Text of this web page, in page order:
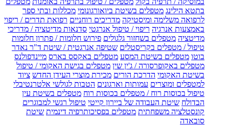
בתטא הילינג מטפלים בשיטת ביואורגונומי מכללות ובתי ספר
לרפואה משלימה ומיסטיקה מדריכים רוחניים רפואת תדרים / ריפוי
באמצעות אנרגיה ריפוי / טיפול אנרגטי סדנאות מדיטציה / מדריכי
מדיטציה מטפלים בשחזור גלגולים פירוש חלומות / פתרון חלומות
טיפול / מטפלים בקריסטלים שטיפה אנרגטית / שיטת ד"ר נאדר
בוטו מטפלים בשיטת המסע מטפלים באקסס בארס מיינדפולנס
מטפלים באקופרסורה / ג'ין שין מטפלים בגישת האקומי / טיפול
בשיטת האקומי הדרכת הורים מכירת מוצרי העידן החדש ציוד
למטפלים ומוצרים עמותות וארגונים הטבות לגולשי אלטרנטיבלי
טיפול בכוסות רוח / מטפלים בכוסות רוח מטפלים בשיטת עין
הבדולח שיטת העבודה של ביירון קייטי טיפול רגשי למבוגרים
קונסטלציה משפחתית מטפלים בפסיכותרפיה דינמית שיטת
סובאדה